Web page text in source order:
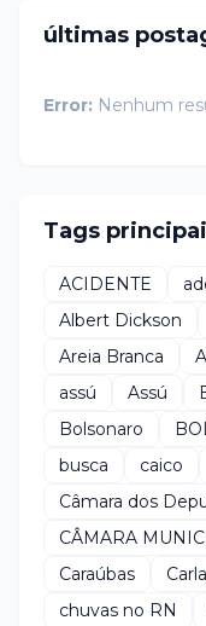
últimas
Error: Nenhum
Tags
ACIDENTE
Albert Dickson
Areia Branca
assú
Assú
Bolsonaro
busca
caico
Câmara dos
CÂMARA
Caraúbas
chuvas no RN